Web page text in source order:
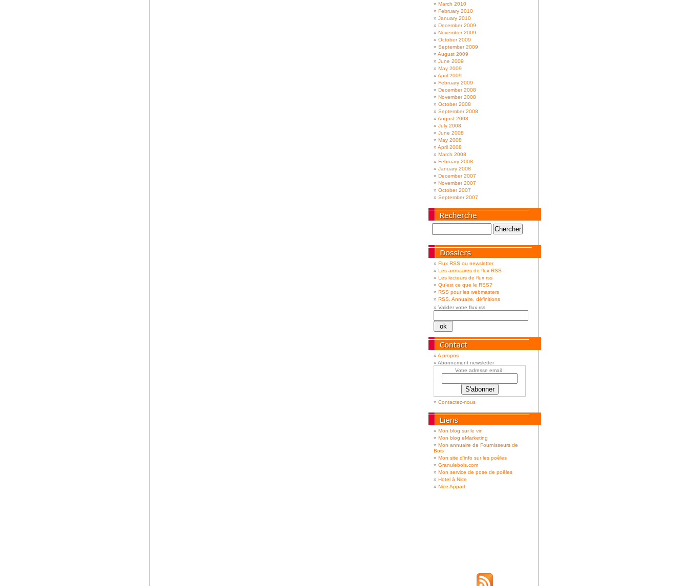
March 2010
February 2010
January 2010
December 2009
November 2009
October 2009
September 2009
August 2009
June 2009
May 2009
April 2009
February 2009
December 2008
November 2008
October 2008
September 2008
August 2008
July 2008
June 2008
May 2008
April 2008
March 2008
February 2008
January 2008
December 2007
November 2007
October 2007
September 2007
Flux RSS ou newsletter
Les annuaires de flux RSS
Les lecteurs de flux rss
Qu’est ce que le RSS?
RSS pour les webmasters
RSS, Annuaire, définitions
Valider votre flux rss
A propos
Abonnement newsletter
Votre adresse email :
Contactez-nous
Mon blog sur le vin
Mon blog eMarketing
Mon annuaire de Fournisseurs de
Bois
Mon site d'info sur les poêles
Granulebois.com
Mon service de pose de poêles
Hotel à Nice
Nice Appart